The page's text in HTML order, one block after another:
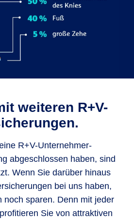
weiteren R+V-
R+V-Unternehmer-
abgeschlossen haben, sind
Wenn Sie darüber hinaus
bei uns haben,
noch sparen. Denn mit jeder
Sie von attraktiven